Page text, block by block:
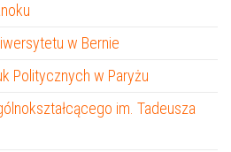
w Bernie
Politycznych w Paryżu
im. Tadeusza